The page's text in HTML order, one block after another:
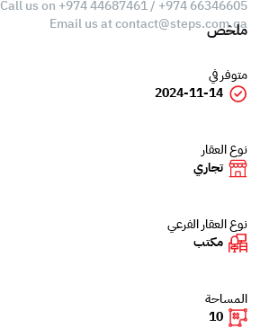
Call us on +974 44687461 / +974 66346605.
Email us atcontact@steps.com.qa
ملخص
متوفر في
2024-11-14
نوع العقار
تجاري
نوع العقار الفرعي
مكتب
المساحة
10